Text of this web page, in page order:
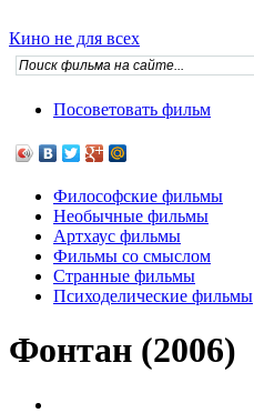
Кино не для всех
Посоветовать фильм
Философские фильмы
Необычные фильмы
Артхаус фильмы
Фильмы со смыслом
Странные фильмы
Психоделические фильмы
Фонтан (2006)